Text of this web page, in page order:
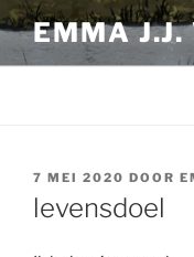
Ga
naar
de
EMMA J.J.
GEPLAATST
OP
7 MEI 2020 DOOR
levensdoel